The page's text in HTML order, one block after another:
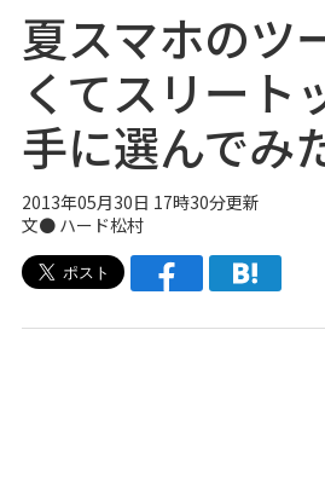
夏スマホのツ
くてスリート
手に選んでみ
2013年05月30日 17時30分更新
文● ハード松村